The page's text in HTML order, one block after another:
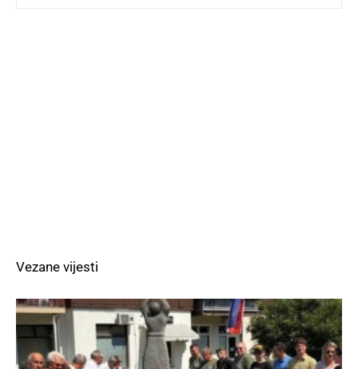
Vezane vijesti